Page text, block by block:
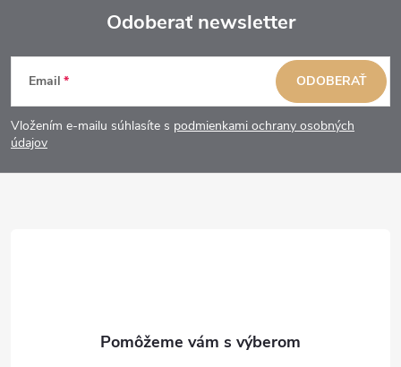
Z
á
p
Odoberať newsletter
Email
Vložením e-mailu súhlasíte s podmienkami ochrany osobných
údajov
ODOBERAŤ